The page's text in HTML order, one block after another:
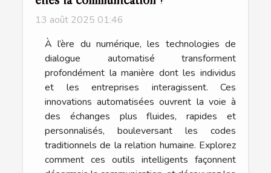
13 août 2025 01:46
À l’ère du numérique, les technologies de
dialogue automatisé transforment
profondément la manière dont les individus
et les entreprises interagissent. Ces
innovations automatisées ouvrent la voie à
des échanges plus fluides, rapides et
personnalisés, bouleversant les codes
traditionnels de la relation humaine. Explorez
comment ces outils intelligents façonnent